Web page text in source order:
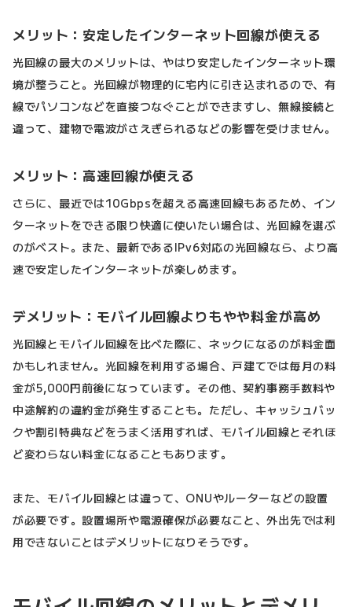
メリット：安定したインターネット回線が使える
光回線の最大のメリットは、やはり安定したインターネット環
境が整うこと。光回線が物理的に宅内に引き込まれるので、有
線でパソコンなどを直接つなぐことができますし、無線接続と
違って、建物で電波がさえぎられるなどの影響を受けません。
メリット：高速回線が使える
さらに、最近では10Gbpsを超える高速回線もあるため、イン
ターネットをできる限り快適に使いたい場合は、光回線を選ぶ
のがベスト。また、最新であるIPv6対応の光回線なら、より高
速で安定したインターネットが楽しめます。
デメリット：モバイル回線よりもやや料金が高め
光回線とモバイル回線を比べた際に、ネックになるのが料金面
かもしれません。光回線を利用する場合、戸建てでは毎月の料
金が5,000円前後になっています。その他、契約事務手数料や
中途解約の違約金が発生することも。ただし、キャッシュバッ
クや割引特典などをうまく活用すれば、モバイル回線とそれほ
ど変わらない料金になることもあります。
また、モバイル回線とは違って、ONUやルーターなどの設置
が必要です。設置場所や電源確保が必要なこと、外出先では利
用できないことはデメリットになりそうです。